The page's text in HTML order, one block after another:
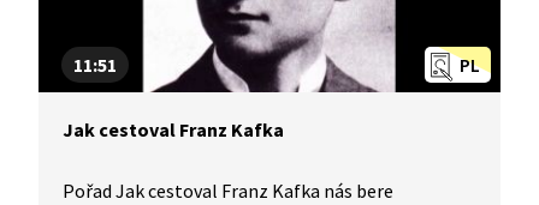
PL
11:51
Jak cestoval Franz Kafka
Pořad Jak cestoval Franz Kafka nás bere